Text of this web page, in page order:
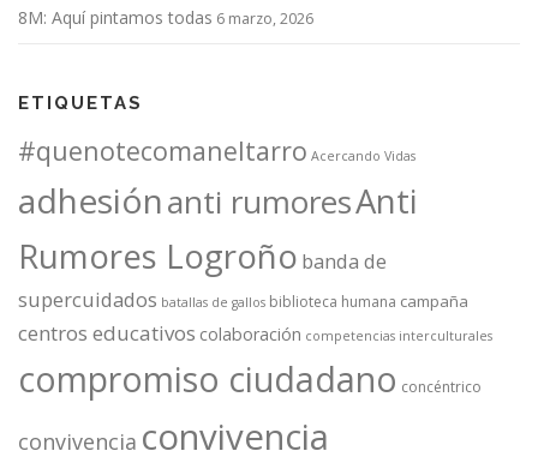
8M: Aquí pintamos todas 6 marzo, 2026
ETIQUETAS
#quenotecomaneltarro Acercando Vidas
adhesiónanti rumoresAnti
Rumores Logroño banda de
supercuidados batallas de gallos biblioteca humana campaña
centros educativos colaboración competencias interculturales
compromiso ciudadano concéntrico
convivencia convivencia